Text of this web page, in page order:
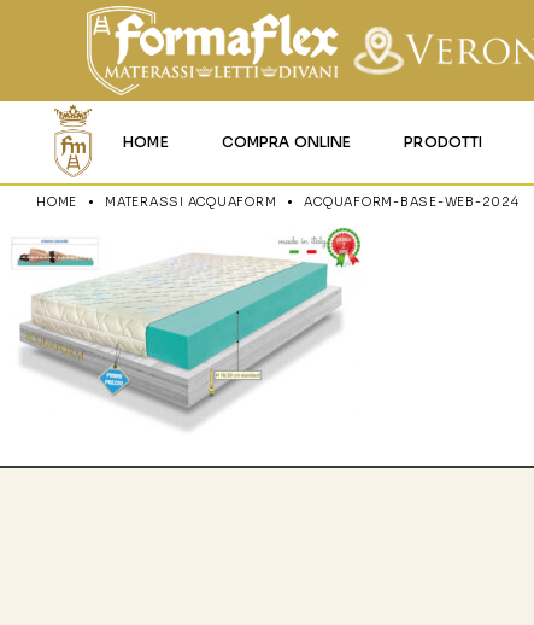
HOME COMPRA ONLINE PRODOTTI
HOME MATERASSI ACQUAFORM ACQUAFORM-BASE-WEB-2024